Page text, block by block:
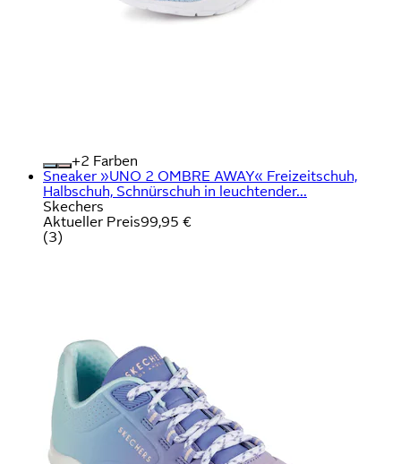
+
Farben
Sneaker »UNO 2 OMBRE AWAY« Freizeitschuh,
Halbschuh, Schnürschuh in leuchtender...
Skechers
Aktueller Preis99,95 €
(3)